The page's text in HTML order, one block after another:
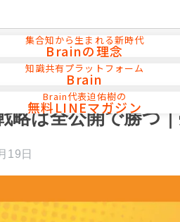
集合知から生まれる新時代
Brainの理念
知識共有プラットフォーム
Brain
Brain代表迫佑樹の
無料LINEマガジン
AI活用／自動化ツール
略は全公開で勝つ
19日